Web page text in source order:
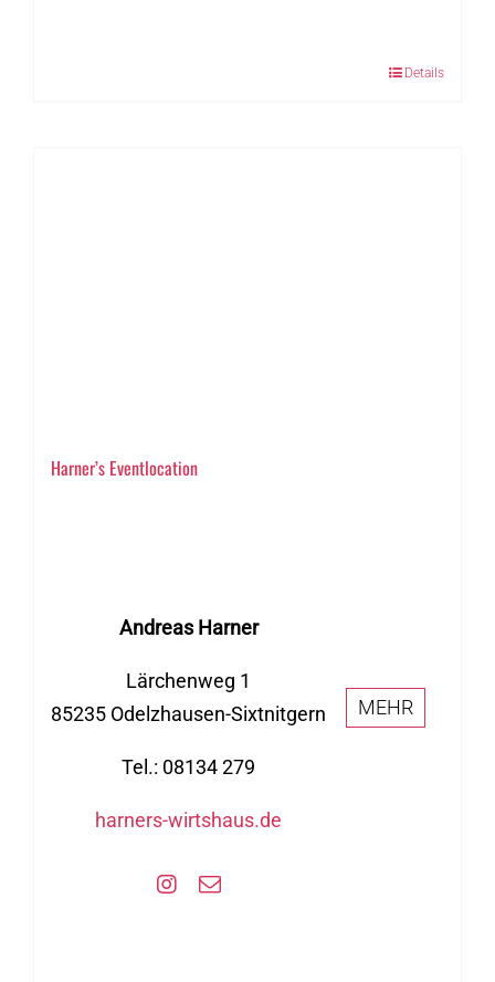
Details
Harner’s Eventlocation
Andreas Harner
Lärchenweg 1
85235 Odelzhausen-Sixtnitgern
Tel.: 08134 279
harners-wirtshaus.de
MEHR